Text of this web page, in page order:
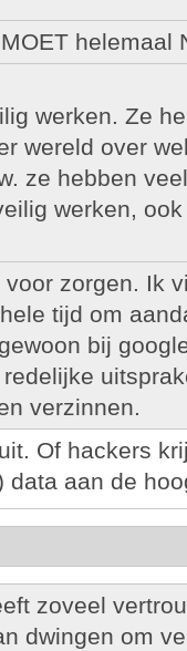
helemaal
werken. Ze
wereld over
ze hebben
werken,
zorgen. Ik
tijd om
bij
verzinnen.
Of hackers
aan de
zoveel
dwingen om